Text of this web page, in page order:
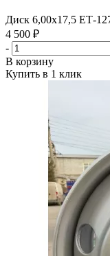
Диск 6,00х17,5 ЕТ-
4 500 ₽
-
В корзину
Купить в 1 клик